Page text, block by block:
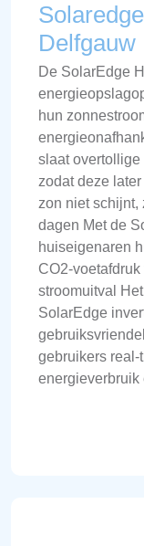
Delfgauw
De SolarEdge
hun
slaat
zodat deze
zon niet schijnt,
dagen Met de
huiseigenaren
CO2-
stroomuitval
SolarEdge
gebruikers
energieverbruik